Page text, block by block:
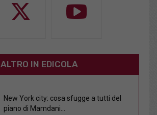
ALTRO IN EDICOLA
New York city: cosa sfugge a tutti del
piano di Mamdani...